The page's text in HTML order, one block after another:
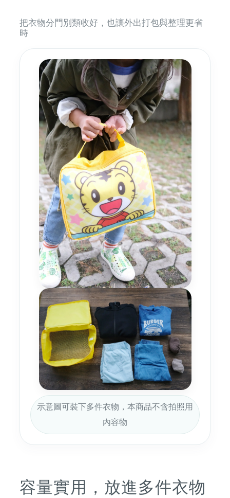
把衣物分門別類收好，也讓外出打包與整理更省
時
示意圖可裝下多件衣物，本商品不含拍照用
內容物
容量實用，放進多件衣物